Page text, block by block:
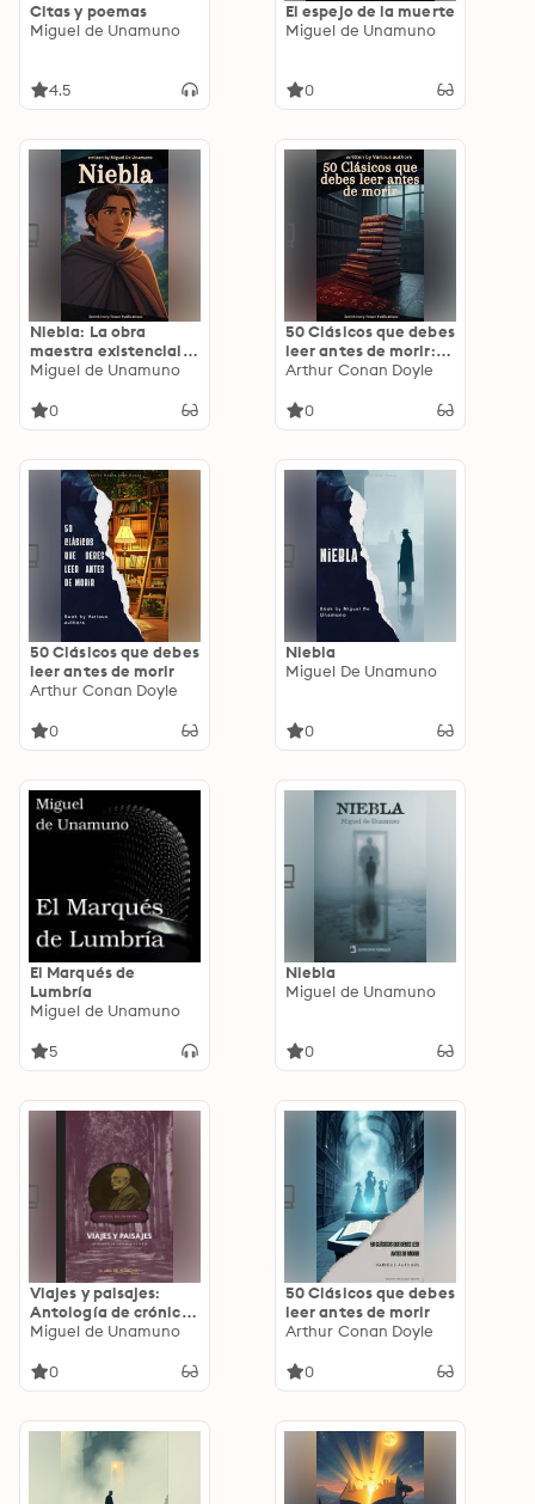
Citas y poemas
Miguel de Unamuno
4.5
El espejo de la muerte
Miguel de Unamuno
0
Niebla: La obra
maestra existencial
de Miguel de
Miguel de Unamuno
0
50 Clásicos que debes
leer antes de morir:
La Biblioteca
Literatura Universal
Arthur Conan Doyle
0
50 Clásicos que debes
leer antes de morir
Arthur Conan Doyle
0
Niebla
Miguel De Unamuno
0
El Marqués de
Lumbría
Miguel de Unamuno
5
Niebla
Miguel de Unamuno
0
Viajes y paisajes:
Antología de crónicas
de viaje
Miguel de Unamuno
0
50 Clásicos que debes
leer antes de morir
Arthur Conan Doyle
0